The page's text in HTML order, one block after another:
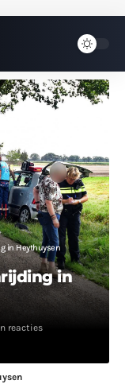
in Heythuysen
in
reacties